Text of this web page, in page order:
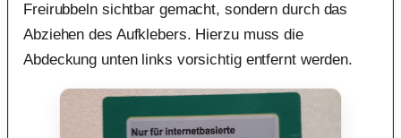
Freirubbeln sichtbar gemacht, sondern durch das
Abziehen des Aufklebers. Hierzu muss die
Abdeckung unten links vorsichtig entfernt werden.